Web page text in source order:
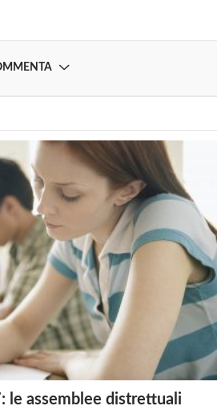
le assemblee distrettuali